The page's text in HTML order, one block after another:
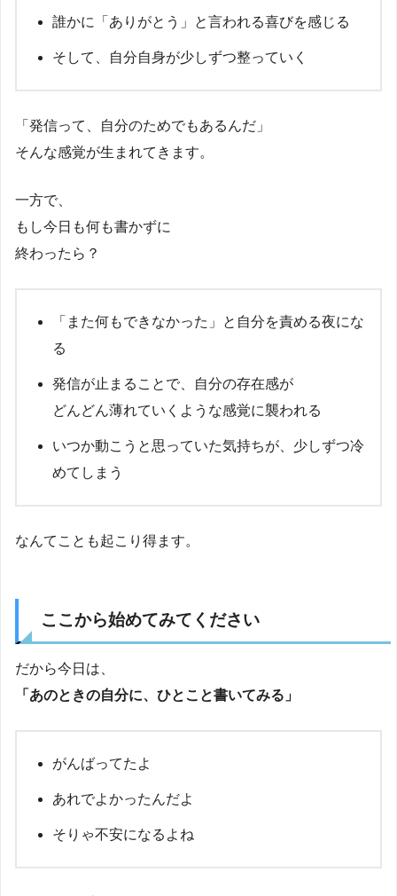
誰かに「ありがとう」と言われる喜びを感じる
そして、自分自身が少しずつ整っていく
「発信って、自分のためでもあるんだ」
そんな感覚が生まれてきます。
一方で、
もし今日も何も書かずに
終わったら？
「また何もできなかった」と自分を責める夜にな
る
発信が止まることで、自分の存在感が
どんどん薄れていくような感覚に襲われる
いつか動こうと思っていた気持ちが、少しずつ冷
めてしまう
なんてことも起こり得ます。
ここから始めてみてください
だから今日は、
「あのときの自分に、ひとこと書いてみる」
がんばってたよ
あれでよかったんだよ
そりゃ不安になるよね